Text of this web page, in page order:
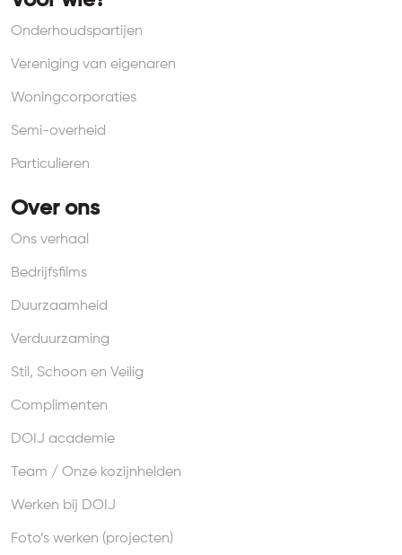
Onderhoudspartijen
Vereniging van eigenaren
Woningcorporaties
Semi-overheid
Particulieren
Over ons
Ons verhaal
Bedrijfsfilms
Duurzaamheid
Verduurzaming
Stil, Schoon en Veilig
Complimenten
DOIJ academie
Team / Onze kozijnhelden
Werken bij DOIJ
Foto’s werken (projecten)